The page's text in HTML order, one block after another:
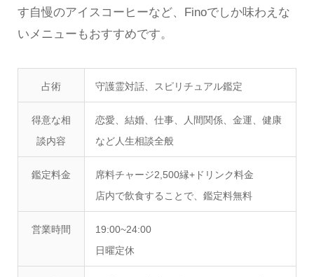
す自慢のアイスコーヒーなど、Finoでしか味わえな
いメニューもおすすめです。
占術 守護霊対話、スピリチュアル鑑定
得意な相
談内容
恋愛、結婚、仕事、人間関係、金運、健康
など人生相談全般
鑑定料金
​席料チャージ2,500縁+ドリンク料金
店内で飲食することで、鑑定料無料
営業時間
19:00~24:00
日曜定休